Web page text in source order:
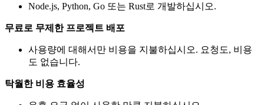
Node.js, Python, Go 또는 Rust로 개발하십시오.
무료로 무제한 프로젝트 배포
사용량에 대해서만 비용을 지불하십시오. 요청도, 비용
도 없습니다.
탁월한 비용 효율성